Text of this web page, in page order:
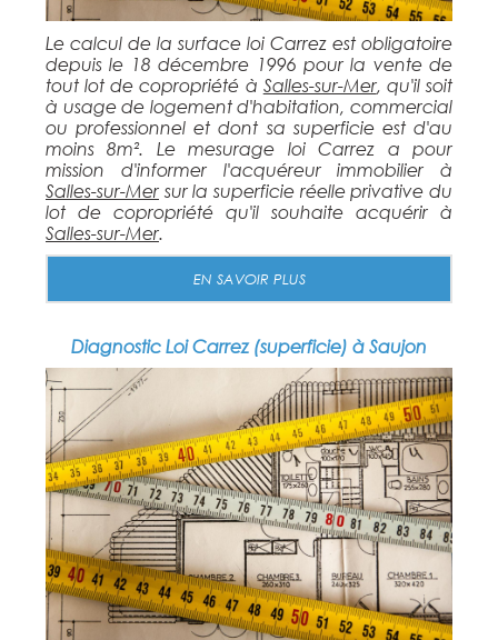
Le calcul de la surface loi Carrez est obligatoire
depuis le 18 décembre 1996 pour la vente de
tout lot de copropriété à Salles-sur-Mer, qu'il soit
à usage de logement d'habitation, commercial
ou professionnel et dont sa superficie est d'au
moins 8m². Le mesurage loi Carrez a pour
mission d'informer l'acquéreur immobilier à
Salles-sur-Mer sur la superficie réelle privative du
lot de copropriété qu'il souhaite acquérir à
Salles-sur-Mer.
EN SAVOIR PLUS
Diagnostic Loi Carrez (superficie) à Saujon